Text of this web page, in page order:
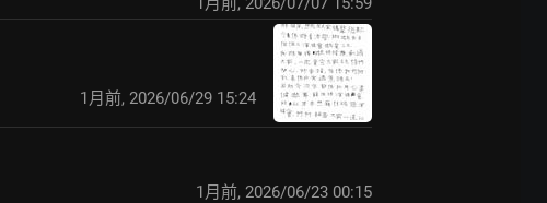
1月前, 2026/06/29 15:24
1月前, 2026/06/23 00:15